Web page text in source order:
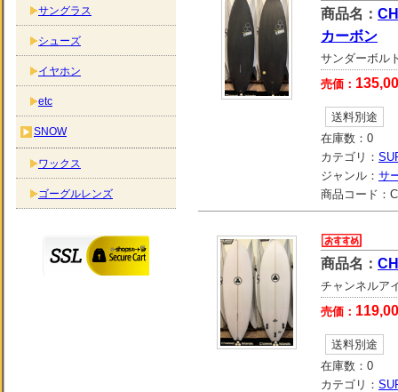
商品名：
カーボン
サンダーボル
売価：
送料別途
在庫数： 0
カテゴリ：
ジャンル： サ
商品コード：
商品名：
チャンネルア
売価：
送料別途
在庫数： 0
カテゴリ：
サングラス
シューズ
イヤホン
etc
SNOW
ワックス
ゴーグルレンズ